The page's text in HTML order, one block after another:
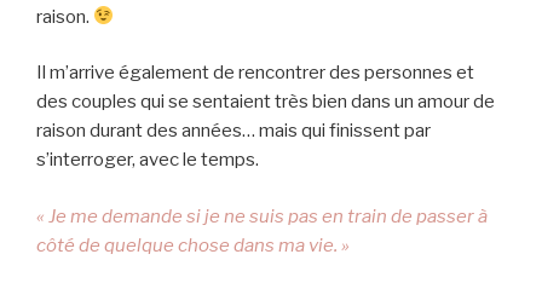
raison.
Il m’arrive également de rencontrer des personnes et
des couples qui se sentaient très bien dans un amour de
raison durant des années… mais qui finissent par
s’interroger, avec le temps.
« Je me demande si je ne suis pas en train de passer à
côté de quelque chose dans ma vie. »